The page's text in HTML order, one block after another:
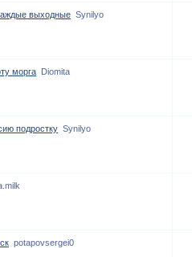
выходные Synilyo
морга Diomita
подростку Synilyo
potapovsergei0